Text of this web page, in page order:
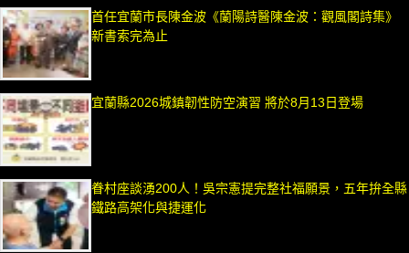
首任宜蘭市長陳金波《蘭陽詩醫陳金波：觀風閣詩集》
新書索完為止
宜蘭縣2026城鎮韌性防空演習 將於8月13日登場
眷村座談湧200人！吳宗憲提完整社福願景，五年拚全縣
鐵路高架化與捷運化